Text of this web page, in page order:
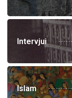
Intervjui
Islam